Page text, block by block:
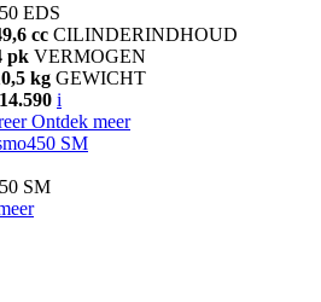
EDS
cc CILINDERINDHOUD
pk VERMOGEN
kg GEWICHT
i
Ontdek meer
SM
SM